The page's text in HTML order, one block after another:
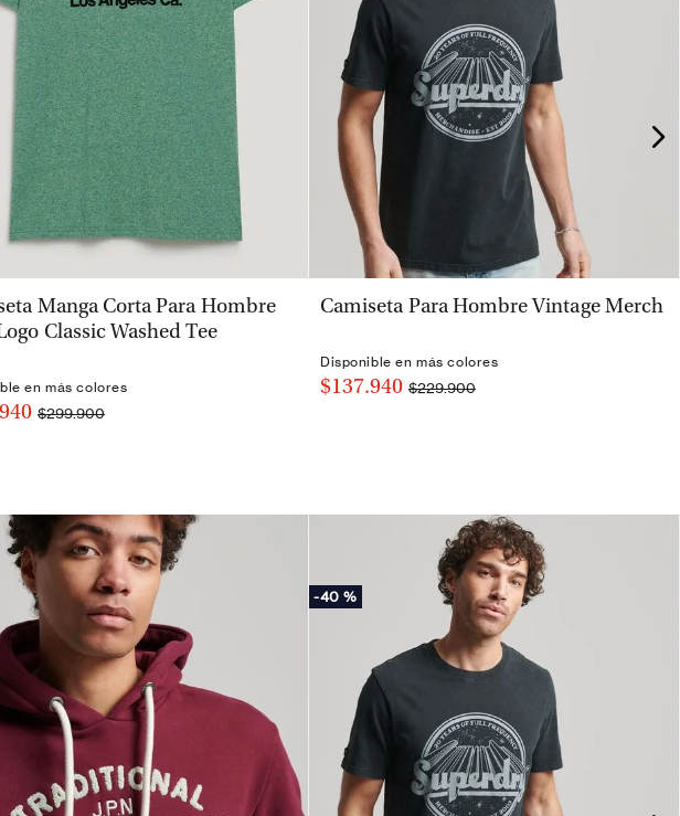
VISTA RÁPIDA
Manga Corta Para Hombre
Classic Washed Tee
en más colores
$299.900
VISTA RÁPIDA
Camiseta Para Hombre Vintage Merch
Disponible en más colores
$137.940 $229.900
-40 %